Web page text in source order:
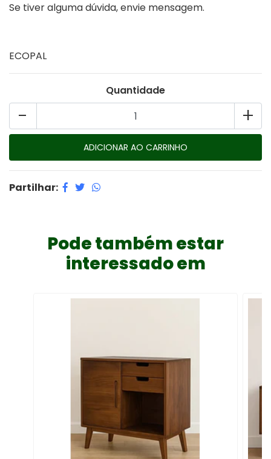
Se tiver alguma dúvida, envie mensagem.
ECOPAL
Quantidade
+
-
Partilhar:
Pode também estar
interessado em